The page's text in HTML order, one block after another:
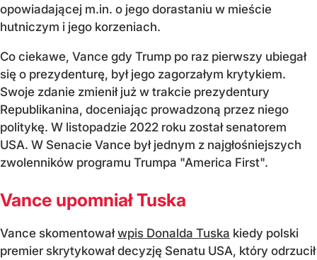
opowiadającej m.in. o jego dorastaniu w mieście
hutniczym i jego korzeniach.
Co ciekawe, Vance gdy Trump po raz pierwszy ubiegał
się o prezydenturę, był jego zagorzałym krytykiem.
Swoje zdanie zmienił już w trakcie prezydentury
Republikanina, doceniając prowadzoną przez niego
politykę. W listopadzie 2022 roku został senatorem
USA. W Senacie Vance był jednym z najgłośniejszych
zwolenników programu Trumpa "America First".
Vance upomniał Tuska
Vance skomentowałwpis Donalda Tuska kiedy polski
premier skrytykował decyzję Senatu USA, który odrzucił